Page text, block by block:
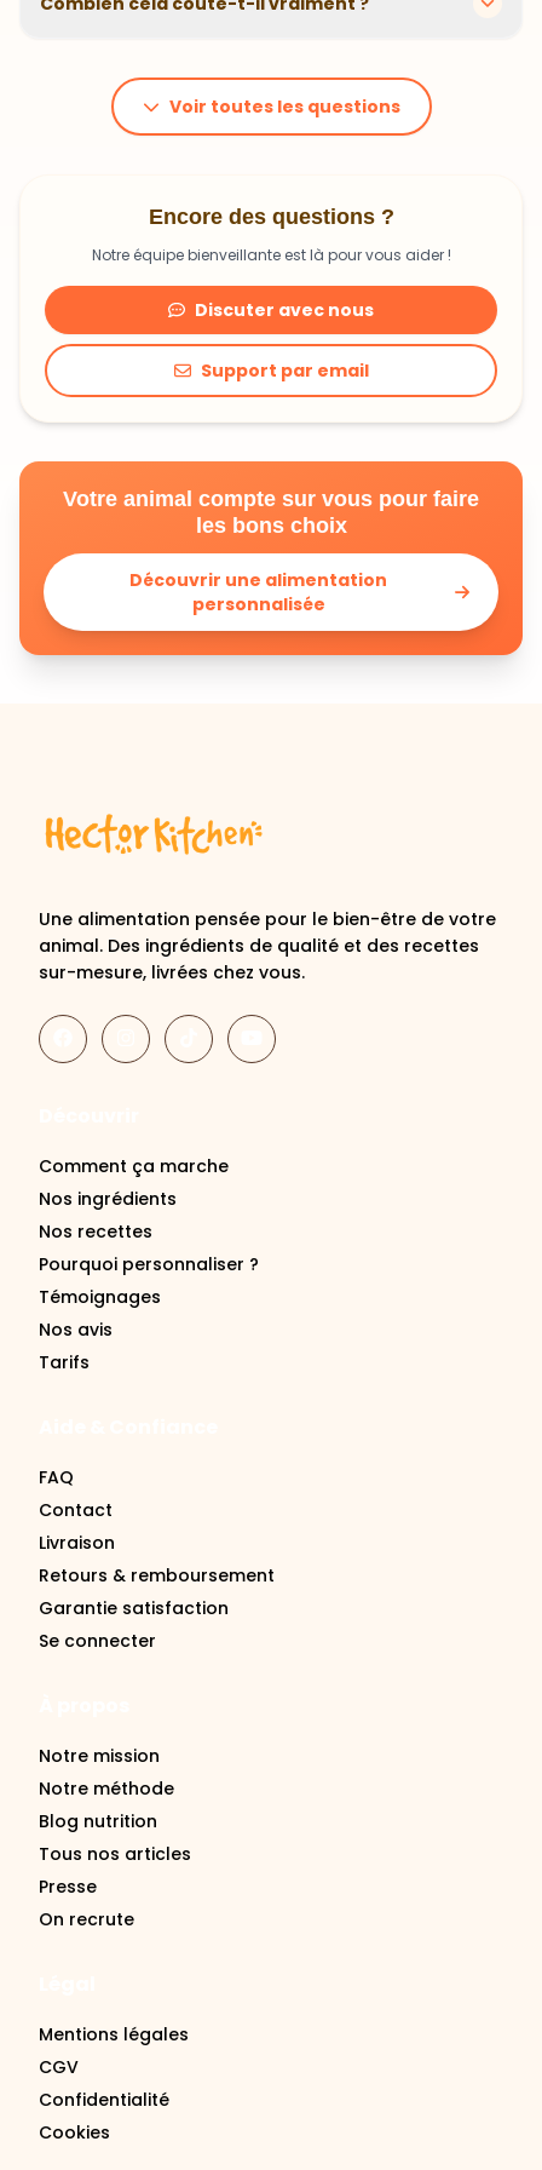
animal. En moyenne, comptez 1,20€ à 1,99€ par jour.
C'est un investissement dans sa santé qui peut vous
faire économiser en frais vétérinaires !
Voir toutes les questions
Encore des questions ?
Notre équipe bienveillante est là pour vous aider !
Discuter avec nous
Support par email
Votre animal compte sur vous pour faire
les bons choix
Découvrir une alimentation
personnalisée
Une alimentation pensée pour le bien-être de votre
animal. Des ingrédients de qualité et des recettes
sur-mesure, livrées chez vous.
Comment ça marche
Nos ingrédients
Nos recettes
Pourquoi personnaliser ?
Témoignages
Nos avis
Tarifs
FAQ
Contact
Livraison
Retours & remboursement
Garantie satisfaction
Se connecter
Notre mission
Notre méthode
Blog nutrition
Tous nos articles
Presse
On recrute
Mentions légales
CGV
Confidentialité
Cookies